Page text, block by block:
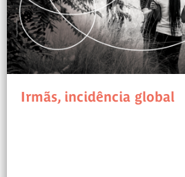
Irmãs, incidência global